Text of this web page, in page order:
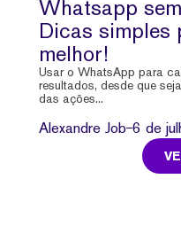
Whatsapp
Dicas simples
melhor!
Usar o WhatsApp para
resultados, desde que
das ações...
Alexandre Job 6 de